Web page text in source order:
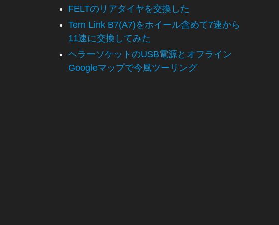
FELTのリアタイヤを交換した
Tern Link B7(A7)をホイール含めて7速から
11速に交換してみた
ヘラーソケットのUSB電源とオフライン
Googleマップで今風ツーリング